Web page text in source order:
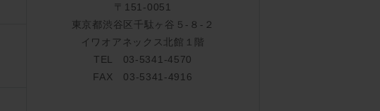
〒151-0051
東京都渋谷区千駄ヶ谷５-８-２
イワオアネックス北館１階
TEL 03-5341-4570
FAX 03-5341-4916